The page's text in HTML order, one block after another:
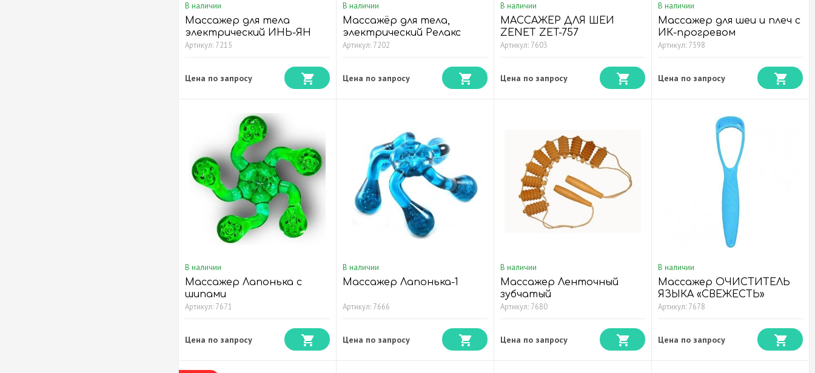
В наличии
Массажер для тела
электрический ИНЬ-ЯН
Handheld massager with
Артикул: 7215
Цена по запросу
В наличии
Массажёр для тела,
электрический Релакс
Артикул: 7202
Цена по запросу
В наличии
МАССАЖЕР ДЛЯ ШЕИ
ZENET ZET-757
Артикул: 7603
Цена по запросу
В наличии
Массажер для шеи и плеч с
ИК-прогревом
Артикул: 7598
Цена по запросу
В наличии
Массажер Лапонька с
шипами
Артикул: 7671
Цена по запросу
В наличии
Массажер Лапонька-1
Артикул: 7666
Цена по запросу
В наличии
Массажер Ленточный
зубчатый
Артикул: 7680
Цена по запросу
В наличии
Массажер ОЧИСТИТЕЛЬ
ЯЗЫКА «СВЕЖЕСТЬ»
153*33*5мм
Артикул: 7678
Цена по запросу